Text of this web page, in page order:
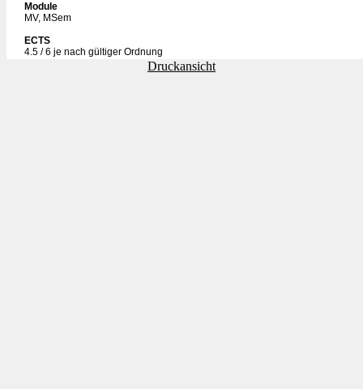
Module
MV, MSem
ECTS
4.5 / 6 je nach gültiger Ordnung
Druckansicht